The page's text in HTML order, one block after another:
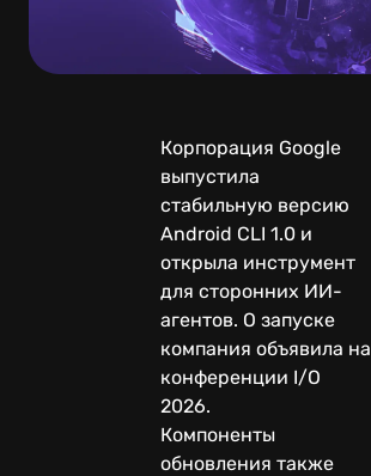
Корпорация Google
выпустила
стабильную версию
Android CLI 1.0 и
открыла инструмент
для сторонних ИИ-
агентов. О запуске
компания объявила на
конференции I/O
2026.
Компоненты
обновления также